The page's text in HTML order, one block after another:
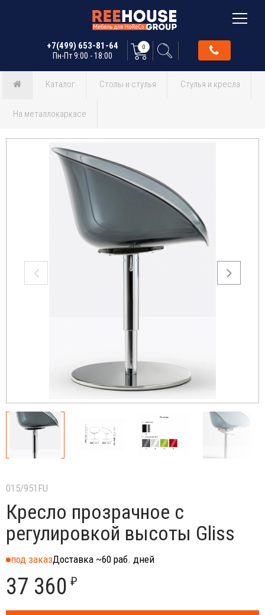
+7(499) 653-81-64
Пн-Пт 9:00 - 18:00
0
Каталог Столы и стулья Стулья и кресла
На металлокаркасе
015/951FU
Кресло прозрачное с
регулировкой высоты Gliss
под заказДоставка ~60 раб. дней
37 360 ₽